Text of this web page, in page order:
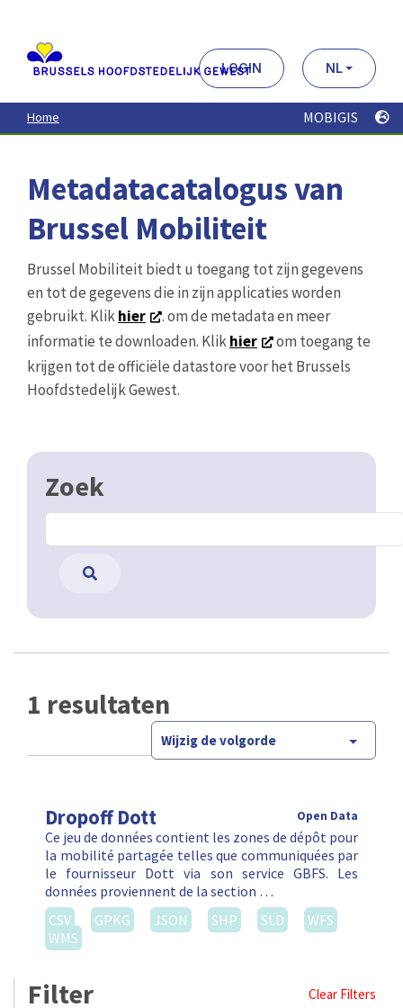
contenu
principal
LOGIN NL
Home MOBIGIS
Metadatacatalogus van
Brussel Mobiliteit
Brussel Mobiliteit biedt u toegang tot zijn gegevens
en tot de gegevens die in zijn applicaties worden
gebruikt. Klikhier
. om de metadata en meer
informatie te downloaden. Klikhier
om toegang te
krijgen tot de officiële datastore voor het Brussels
Hoofdstedelijk Gewest.
Zoek
1 resultaten
Wijzig de volgorde
Dropoff Dott Open Data
Ce jeu de données contient les zones de dépôt pour
la mobilité partagée telles que communiquées par
le fournisseur Dott via son service GBFS. Les
données proviennent de la section …
CSV
GPKG JSON SHP SLD
WFS
WMS
Filter Clear Filters